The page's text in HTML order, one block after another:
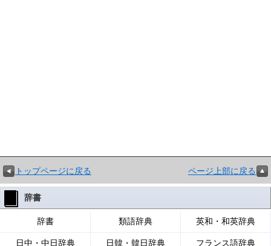
トップページに戻る ページ上部に戻る
辞書
辞書 類語辞典 英和・和英辞典
日中・中日辞典 日韓・韓日辞典 フランス語辞典